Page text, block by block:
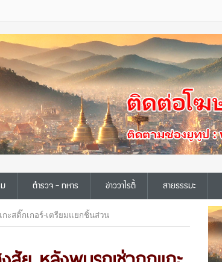
ตำรวจ - ทหาร ข่าววาไรตี้ สายธรรมะ
ะสติ๊กเกอร์-เตรียมแยกชิ้นส่วน